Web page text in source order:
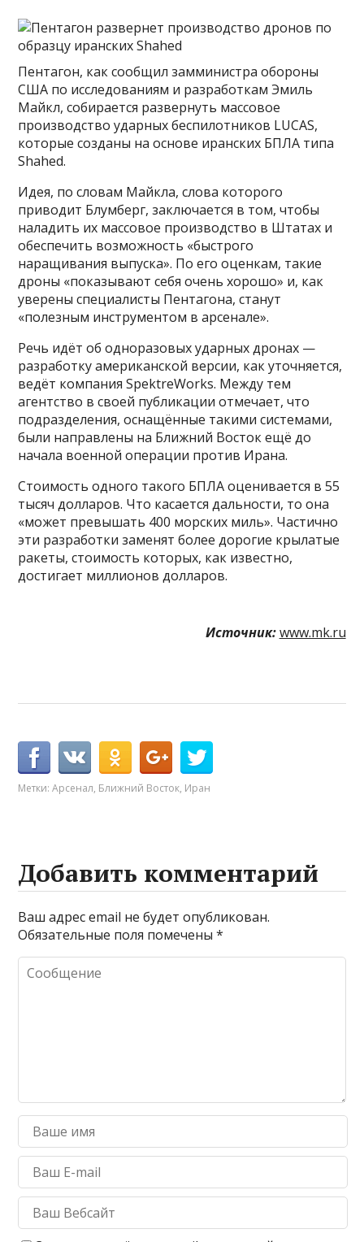
Пентагон, как сообщил замминистра обороны
США по исследованиям и разработкам Эмиль
Майкл, собирается развернуть массовое
производство ударных беспилотников LUCAS,
которые созданы на основе иранских БПЛА типа
Shahed.
Идея, по словам Майкла, слова которого
приводит Блумберг, заключается в том, чтобы
наладить их массовое производство в Штатах и
обеспечить возможность «быстрого
наращивания выпуска». По его оценкам, такие
дроны «показывают себя очень хорошо» и, как
уверены специалисты Пентагона, станут
«полезным инструментом в арсенале».
Речь идёт об одноразовых ударных дронах —
разработку американской версии, как уточняется,
ведёт компания SpektreWorks. Между тем
агентство в своей публикации отмечает, что
подразделения, оснащённые такими системами,
были направлены на Ближний Восток ещё до
начала военной операции против Ирана.
Стоимость одного такого БПЛА оценивается в 55
тысяч долларов. Что касается дальности, то она
«может превышать 400 морских миль». Частично
эти разработки заменят более дорогие крылатые
ракеты, стоимость которых, как известно,
достигает миллионов долларов.
Источник: www.mk.ru
Метки:Арсенал, Ближний Восток, Иран
Добавить комментарий
Ваш адрес email не будет опубликован.
Обязательные поля помечены*